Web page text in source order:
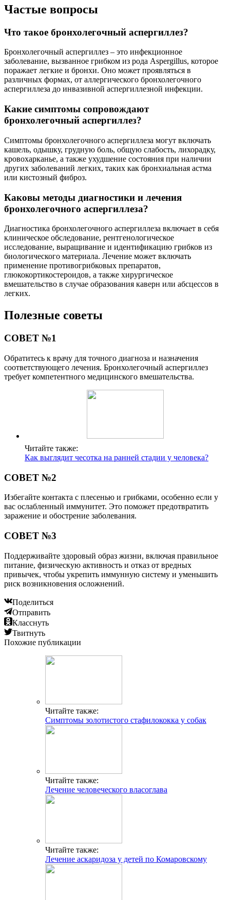
Частые вопросы
Что такое бронхолегочный аспергиллез?
Бронхолегочный аспергиллез – это инфекционное
заболевание, вызванное грибком из рода Aspergillus, которое
поражает легкие и бронхи. Оно может проявляться в
различных формах, от аллергического бронхолегочного
аспергиллеза до инвазивной аспергиллезной инфекции.
Какие симптомы сопровождают
бронхолегочный аспергиллез?
Симптомы бронхолегочного аспергиллеза могут включать
кашель, одышку, грудную боль, общую слабость, лихорадку,
кровохарканье, а также ухудшение состояния при наличии
других заболеваний легких, таких как бронхиальная астма
или кистозный фиброз.
Каковы методы диагностики и лечения
бронхолегочного аспергиллеза?
Диагностика бронхолегочного аспергиллеза включает в себя
клиническое обследование, рентгенологическое
исследование, выращивание и идентификацию грибков из
биологического материала. Лечение может включать
применение противогрибковых препаратов,
глюкокортикостероидов, а также хирургическое
вмешательство в случае образования каверн или абсцессов в
легких.
Полезные советы
СОВЕТ №1
Обратитесь к врачу для точного диагноза и назначения
соответствующего лечения. Бронхолегочный аспергиллез
требует компетентного медицинского вмешательства.
Читайте также:
Как выглядит чесотка на ранней стадии у человека?
СОВЕТ №2
Избегайте контакта с плесенью и грибками, особенно если у
вас ослабленный иммунитет. Это поможет предотвратить
заражение и обострение заболевания.
СОВЕТ №3
Поддерживайте здоровый образ жизни, включая правильное
питание, физическую активность и отказ от вредных
привычек, чтобы укрепить иммунную систему и уменьшить
риск возникновения осложнений.
Поделиться
Отправить
Класснуть
Твитнуть
Похожие публикации
Читайте также:
Симптомы золотистого стафилококка у собак
Читайте также:
Лечение человеческого власоглава
Читайте также:
Лечение аскаридоза у детей по Комаровскому